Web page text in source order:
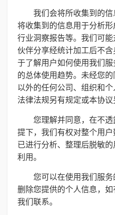
我们会将所收集到的
将收集到的信息用于分析
行业洞察报告等。我们可
伙伴分享经统计加工后不
于了解用户如何使用我们
的总体使用趋势。未经您
以外的任何公司、组织和
法律法规另有规定或本协议
您理解并同意，在不
提下，我们有权对整个用
已进行分析、整理后脱敏
利用。
您可以在使用我们服
删除您提供的个人信息，
我们联系。